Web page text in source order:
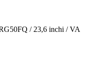
/ 23,6 inchi / VA